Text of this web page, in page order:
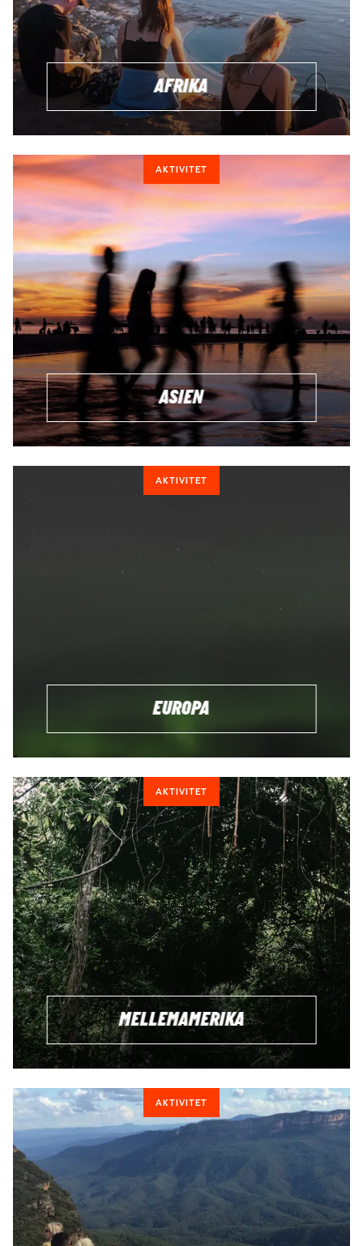
AFRIKA
AKTIVITET
ASIEN
AKTIVITET
EUROPA
AKTIVITET
MELLEMAMERIKA
AKTIVITET